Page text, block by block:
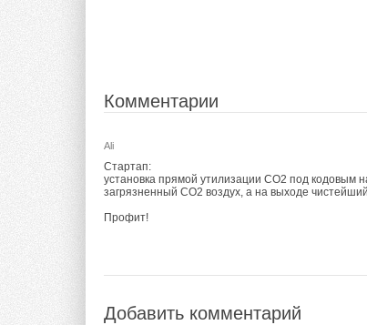
Комментарии
Ali
Стартап:
установка прямой утилизации СО2 под кодовым
загрязненный СО2 воздух, а на выходе
Профит!
Добавить комментарий
Добавить комментарий
Ваше имя * Ваш